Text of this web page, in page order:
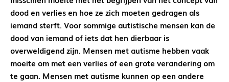
dood en verlies en hoe ze zich moeten gedragen als
iemand sterft. Voor sommige autistische mensen kan de
dood van iemand of iets dat hen dierbaar is
overweldigend zijn. Mensen met autisme hebben vaak
moeite om met een verlies of een grote verandering om
te gaan. Mensen met autisme kunnen op een andere